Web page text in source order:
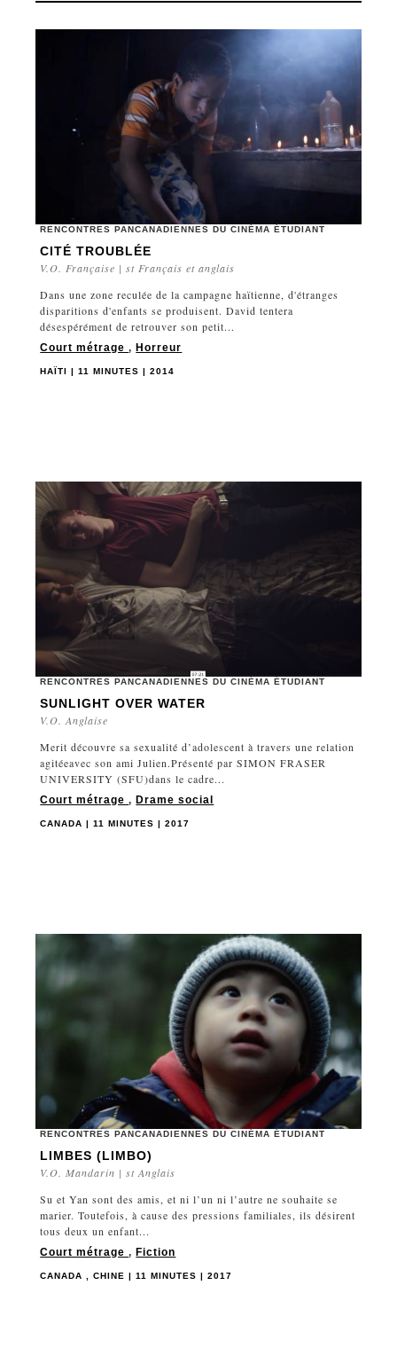
RENCONTRES PANCANADIENNES DU CINÉMA ÉTUDIANT
CITÉ TROUBLÉE
V.O. Française | st Français et anglais
Dans une zone reculée de la campagne haïtienne, d'étranges
disparitions d'enfants se produisent. David tentera
désespérément de retrouver son petit...
Court métrage,Horreur
HAÏTI | 11 MINUTES | 2014
RENCONTRES PANCANADIENNES DU CINÉMA ÉTUDIANT
SUNLIGHT OVER WATER
V.O. Anglaise
Merit découvre sa sexualité d’adolescent à travers une relation
agitéeavec son ami Julien.Présenté par SIMON FRASER
UNIVERSITY (SFU)dans le cadre...
Court métrage,Drame social
CANADA | 11 MINUTES | 2017
RENCONTRES PANCANADIENNES DU CINÉMA ÉTUDIANT
LIMBES (LIMBO)
V.O. Mandarin | st Anglais
Su et Yan sont des amis, et ni l’un ni l’autre ne souhaite se
marier. Toutefois, à cause des pressions familiales, ils désirent
tous deux un enfant...
Court métrage,Fiction
CANADA , CHINE | 11 MINUTES | 2017